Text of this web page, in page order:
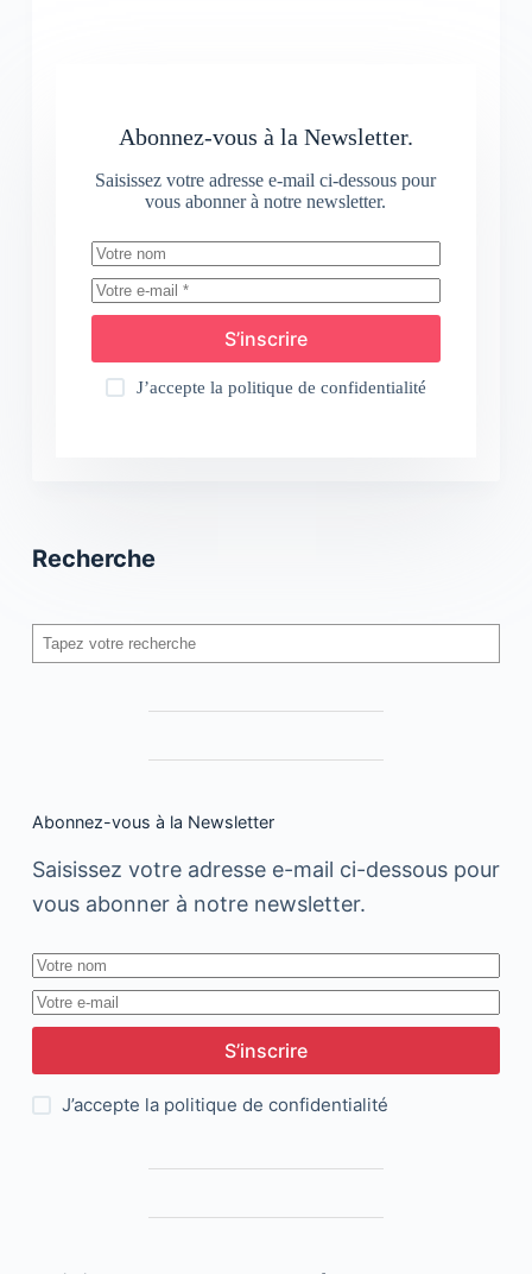
Abonnez-vous à la Newsletter.
Saisissez votre adresse e-mail ci-dessous pour
vous abonner à notre newsletter.
S’inscrire
J’accepte la politique de confidentialité
Recherche
Rechercher
Abonnez-vous à la Newsletter
Saisissez votre adresse e-mail ci-dessous pour
vous abonner à notre newsletter.
S’inscrire
J’accepte la politique de confidentialité